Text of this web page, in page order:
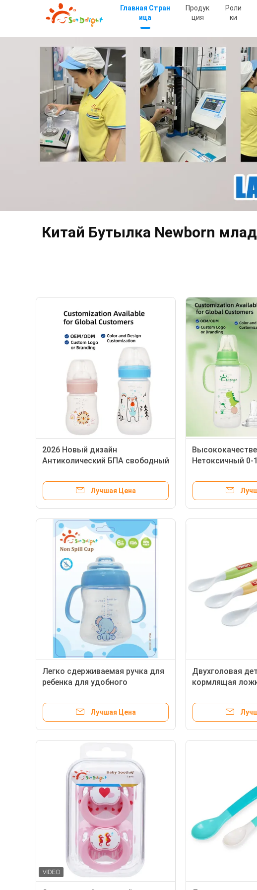
Главная Стран
Ица
Продук
Ция
Роли
Ки
Китай Бутылка Newborn
2026 Новый дизайн
Антиколический БПА свободный
силиконовым соском 0-12
Лучшая Цена
Нетоксичный 0-
кормления
Легко сдерживаемая ручка для
ребенка для удобного
Лучшая Цена
Двухголовая
кормлящая